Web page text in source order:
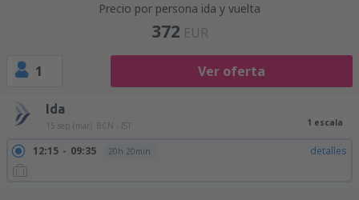
Precio por persona ida y vuelta
372 EUR
1 Ver oferta
Ida
15 sep (mar) BCN - IST 1 escala
12:15 09:35 20h 20min detalles